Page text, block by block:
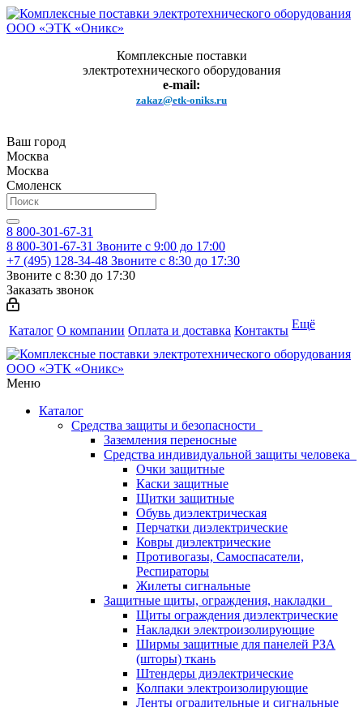
Комплексные поставки
электротехнического оборудования
e-mail:
zakaz@etk-oniks.ru
Ваш город
Москва
Москва
Смоленск
8 800-301-67-31
8 800-301-67-31 Звоните с 9:00 до 17:00
+7 (495) 128-34-48 Звоните с 8:30 до 17:30
Звоните с 8:30 до 17:30
Заказать звонок
Каталог О компании Оплата и доставка Контакты Ещё
Меню
Каталог
Средства защиты и безопасности
Заземления переносные
Средства индивидуальной защиты человека
Очки защитные
Каски защитные
Щитки защитные
Обувь диэлектрическая
Перчатки диэлектрические
Ковры диэлектрические
Противогазы, Самоспасатели,
Респираторы
Жилеты сигнальные
Защитные щиты, ограждения, накладки
Щиты ограждения диэлектрические
Накладки электроизолирующие
Ширмы защитные для панелей РЗА
(шторы) ткань
Штендеры диэлектрические
Колпаки электроизолирующие
Ленты оградительные и сигнальные